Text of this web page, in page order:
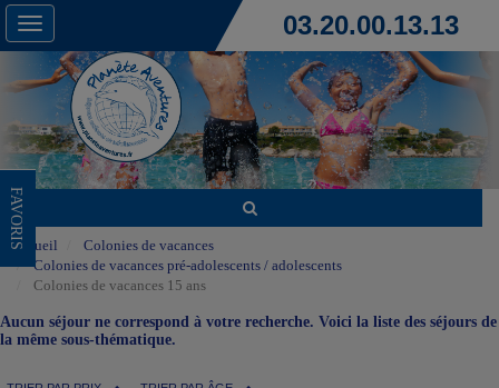
Toggle
navigation
03.20.00.13.13
FAVORIS
Accueil
Colonies de vacances
Colonies de vacances pré-adolescents / adolescents
Colonies de vacances 15 ans
Aucun séjour ne correspond à votre recherche. Voici la liste des séjours de
la même sous-thématique.